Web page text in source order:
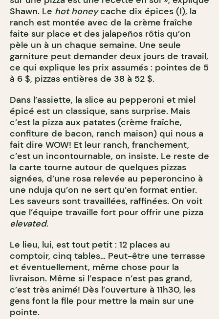
Shawn. Le hot honeycache dix épices (!), la
ranch est montée avec de la crème fraîche
faite sur place et des jalapeños rôtis qu’on
pèle un à un chaque semaine. Une seule
garniture peut demander deux jours de travail,
ce qui explique les prix assumés : pointes de 5
à 6 $, pizzas entières de 38 à 52 $.
Dans l’assiette, la slice au pepperoni et miel
épicé est un classique, sans surprise. Mais
c’est la pizza aux patates (crème fraîche,
confiture de bacon, ranch maison) qui nous a
fait dire WOW! Et leur ranch, franchement,
c’est un incontournable, on insiste. Le reste de
la carte tourne autour de quelques pizzas
signées, d’une rosa relevée au peperoncino à
une nduja qu’on ne sert qu’en format entier.
Les saveurs sont travaillées, raffinées. On voit
que l’équipe travaille fort pour offrir une pizza
elevated.
Le lieu, lui, est tout petit : 12 places au
comptoir, cinq tables… Peut-être une terrasse
et éventuellement, même chose pour la
livraison. Même si l’espace n’est pas grand,
c’est très animé! Dès l’ouverture à 11h30, les
gens font la file pour mettre la main sur une
pointe.